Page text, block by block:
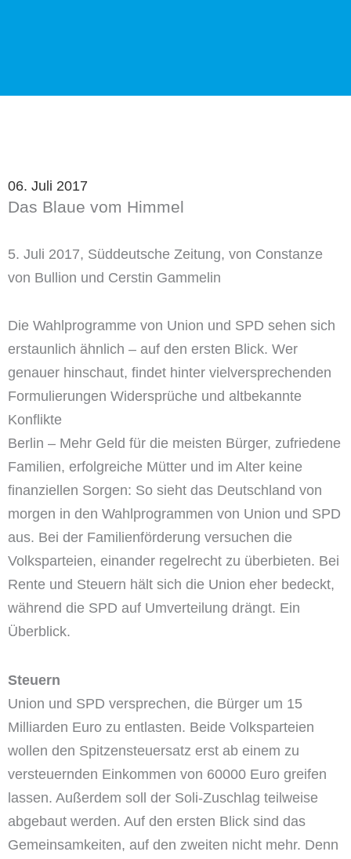
06. Juli 2017
Das Blaue vom Himmel
5. Juli 2017, Süddeutsche Zeitung, von Constanze
von Bullion und Cerstin Gammelin
Die Wahlprogramme von Union und SPD sehen sich
erstaunlich ähnlich – auf den ersten Blick. Wer
genauer hinschaut, findet hinter vielversprechenden
Formulierungen Widersprüche und altbekannte
Konflikte
Berlin – Mehr Geld für die meisten Bürger, zufriedene
Familien, erfolgreiche Mütter und im Alter keine
finanziellen Sorgen: So sieht das Deutschland von
morgen in den Wahlprogrammen von Union und SPD
aus. Bei der Familienförderung versuchen die
Volksparteien, einander regelrecht zu überbieten. Bei
Rente und Steuern hält sich die Union eher bedeckt,
während die SPD auf Umverteilung drängt. Ein
Überblick.
Steuern
Union und SPD versprechen, die Bürger um 15
Milliarden Euro zu entlasten. Beide Volksparteien
wollen den Spitzensteuersatz erst ab einem zu
versteuernden Einkommen von 60000 Euro greifen
lassen. Außerdem soll der Soli-Zuschlag teilweise
abgebaut werden. Auf den ersten Blick sind das
Gemeinsamkeiten, auf den zweiten nicht mehr. Denn